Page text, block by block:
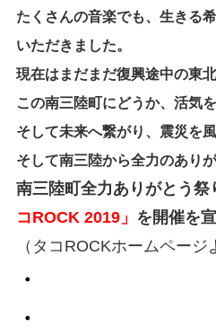
たくさんの音楽でも、生きる
いただきました。
現在はまだまだ復興途中の東北
この南三陸町にどうか、活気
そして未来へ繋がり、震災を
そして南三陸から全力のあり
南三陸町全力ありがとう祭
コROCK 2019」 を開催を
（タコROCKホームページ
・
・